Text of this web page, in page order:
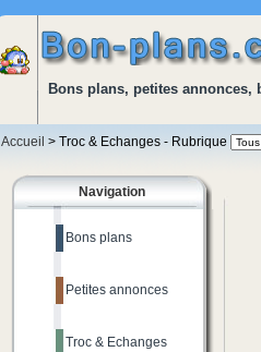
Bons plans, petites
Accueil > Troc & Echanges - Rubrique
Navigation
Bons plans
Petites annonces
Troc & Echanges